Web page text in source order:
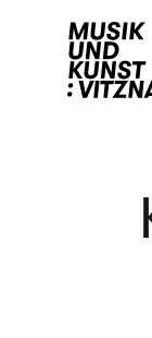
springen